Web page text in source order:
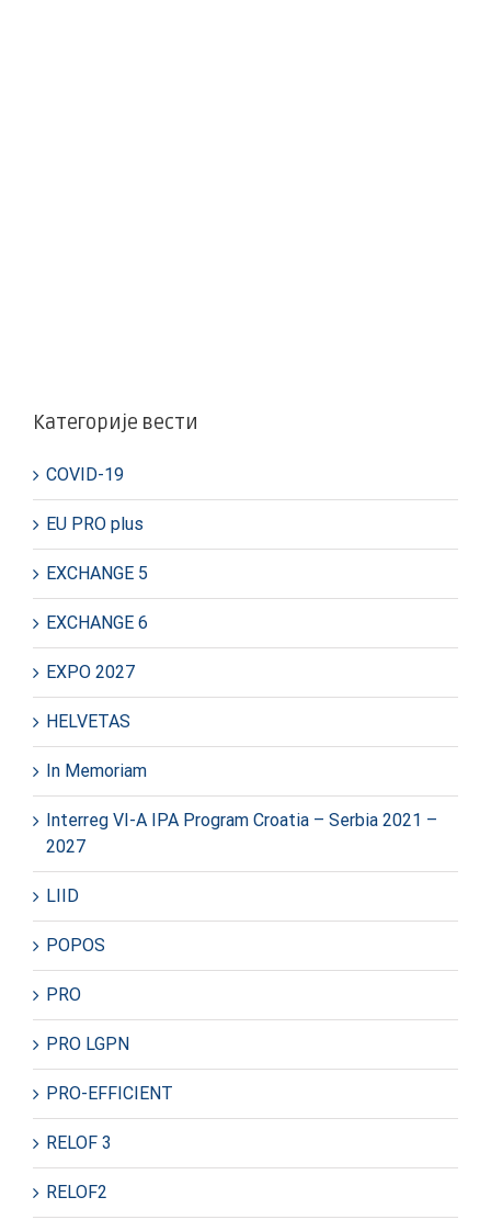
Категорије вести
COVID-19
EU PRO plus
EXCHANGE 5
EXCHANGE 6
EXPO 2027
HELVETAS
In Memoriam
Interreg VI-A IPA Program Croatia – Serbia 2021 –
2027
LIID
POPOS
PRO
PRO LGPN
PRO-EFFICIENT
RELOF 3
RELOF2